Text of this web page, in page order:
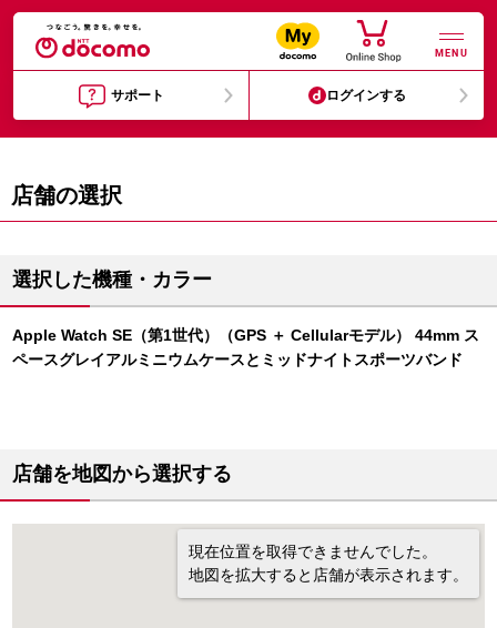
MENU
サポート ログインする
店舗の選択
選択した機種・カラー
Apple Watch SE（第1世代）（GPS ＋ Cellularモデル） 44mm ス
ペースグレイアルミニウムケースとミッドナイトスポーツバンド
店舗を地図から選択する
現在位置を取得できませんでした。
地図を拡大すると店舗が表示されます。